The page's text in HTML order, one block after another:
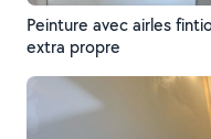
Peinture avec airles
extra propre